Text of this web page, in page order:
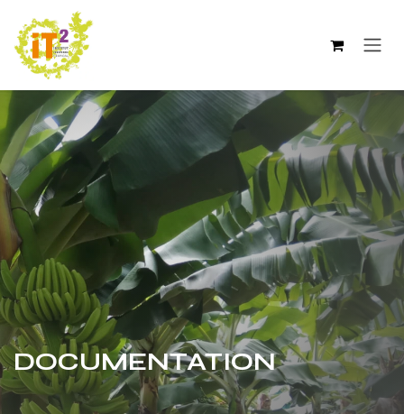
Se rendre au contenu
DOCUMENTATION